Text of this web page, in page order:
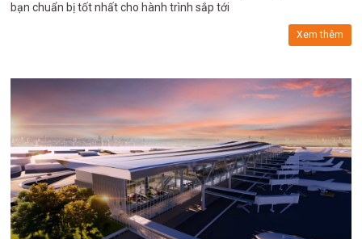
bạn chuẩn bị tốt nhất cho hành trình sắp tới
Xem thêm